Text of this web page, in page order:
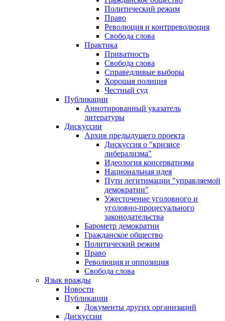
Политический режим
Право
Революция и контрреволюция
Свобода слова
Практика
Приватность
Свобода слова
Справедливые выборы
Хорошая полиция
Честный суд
Публикации
Аннотированный указатель
литературы
Дискуссии
Архив предыдущего проекта
Дискуссия о "кризисе
либерализма"
Идеология консерватизма
Национальная идея
Пути легитимации "управляемой
демократии"
Ужесточение уголовного и
уголовно-процесуального
законодательства
Барометр демократии
Гражданское общество
Политический режим
Право
Революция и оппозиция
Свобода слова
Язык вражды
Новости
Публикации
Документы других организаций
Дискуссии